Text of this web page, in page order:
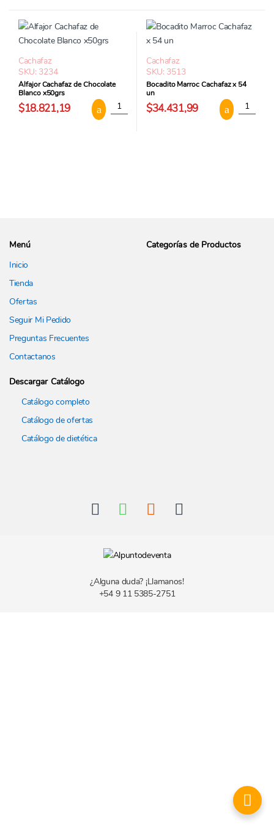
Cachafaz
SKU: 3234
Alfajor Cachafaz de Chocolate
Blanco x50grs
$18.821,19 Alfajor Cachafaz de Chocolate Blanco
Cachafaz
SKU: 3513
Bocadito Marroc Cachafaz x 54
un
$34.431,99
Menú
Inicio
Tienda
Ofertas
Seguir Mi Pedido
Preguntas Frecuentes
Contactanos
Categorías de Productos
Descargar Catálogo
Catálogo completo
Catálogo de ofertas
Catálogo de dietética
¿Alguna duda? ¡Llamanos!
+54 9 11 5385-2751